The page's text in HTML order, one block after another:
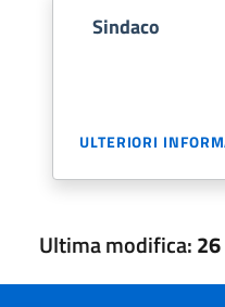
Sindaco
ULTERIORI
Ultima modifica: